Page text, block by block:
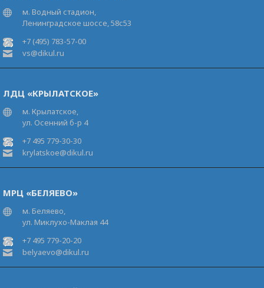
м. Водный стадион,
Ленинградское шоссе, 58с53
+7 (495) 783-57-00
vs@dikul.ru
ЛДЦ «КРЫЛАТСКОЕ»
м. Крылатское,
ул. Осенний б-р 4
+7 495 779-30-30
krylatskoe@dikul.ru
МРЦ «БЕЛЯЕВО»
м. Беляево,
ул. Миклухо-Маклая 44
+7 495 779-20-20
belyaevo@dikul.ru